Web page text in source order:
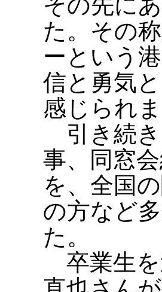
た。その
ーという
信と勇気
感じられま
引き続き
事、同窓
を、全国
の方など
た。
卒業生を